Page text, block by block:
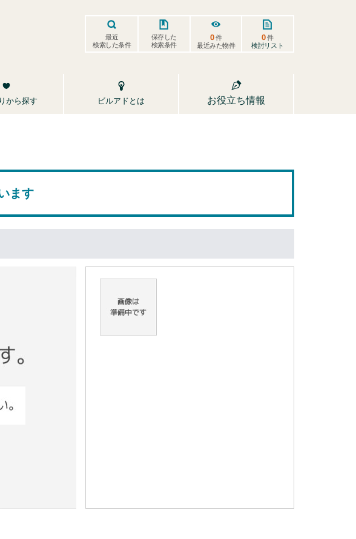
最近
検索した条件
保存した
検索条件
0件
最近みた物件
0件
検討リスト
から探す ビルアドとは お役立ち情報
ます